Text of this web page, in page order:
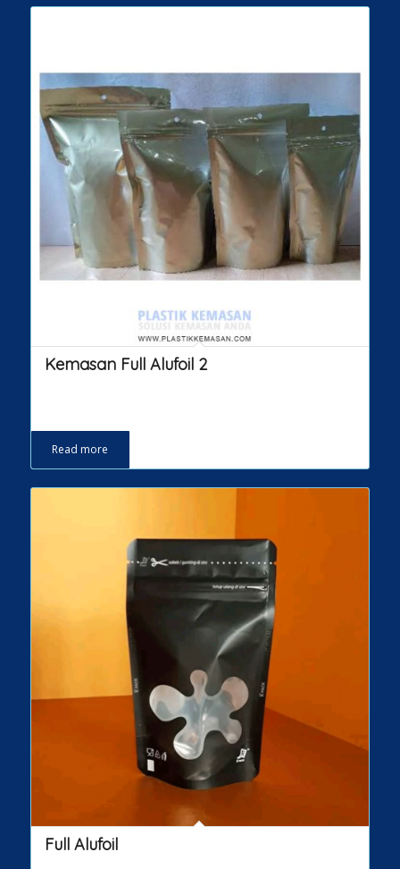
Kemasan Full Alufoil 2
Read more
Full Alufoil